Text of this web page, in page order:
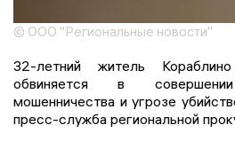
© ООО "Региональные новости"
32-летний житель
обвиняется в
мошенничества и угрозе
пресс-служба региональной